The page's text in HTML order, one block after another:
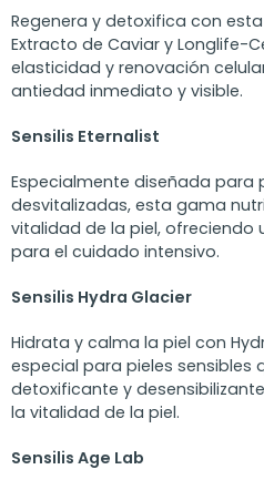
Regenera y detoxifica con
Extracto de Caviar y Longlife-
elasticidad y renovación
antiedad inmediato y visible.
Sensilis Eternalist
Especialmente diseñada para
desvitalizadas, esta gama
vitalidad de la piel, ofreciendo
para el cuidado intensivo.
Sensilis Hydra Glacier
Hidrata y calma la piel con
especial para pieles sensibles
detoxificante y
la vitalidad de la piel.
Sensilis Age Lab